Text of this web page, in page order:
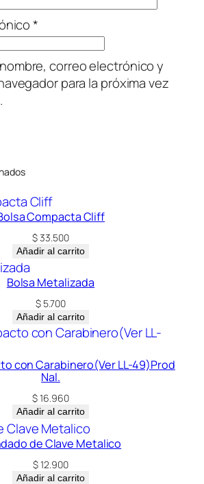
*
correo electrónico y
para la próxima vez
Compacta Cliff
$33.500
Añadir al carrito
Bolsa Metalizada
$5.700
Añadir al carrito
con Carabinero(Ver LL-49)Prod
Nal.
$16.960
Añadir al carrito
de Clave Metalico
$12.900
Añadir al carrito